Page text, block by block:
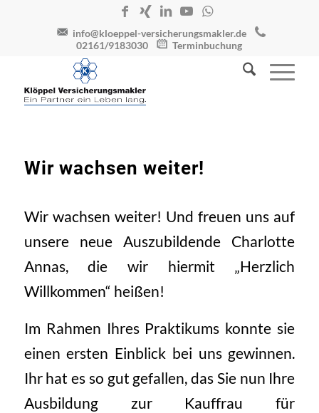
info@kloeppel-versicherungsmakler.de
02161/9183030
Terminbuchung
Wir wachsen weiter!
Wir wachsen weiter! Und freuen uns auf
unsere neue Auszubildende Charlotte
Annas, die wir hiermit „Herzlich
Willkommen“ heißen!
Im Rahmen Ihres Praktikums konnte sie
einen ersten Einblick bei uns gewinnen.
Ihr hat es so gut gefallen, das Sie nun Ihre
Ausbildung zur Kauffrau für